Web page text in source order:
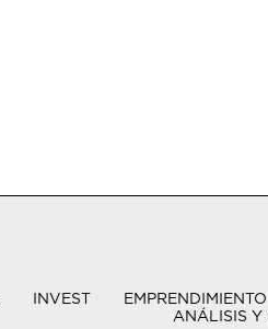
INVEST EMPRENDIMIENTO
ANÁLISIS Y